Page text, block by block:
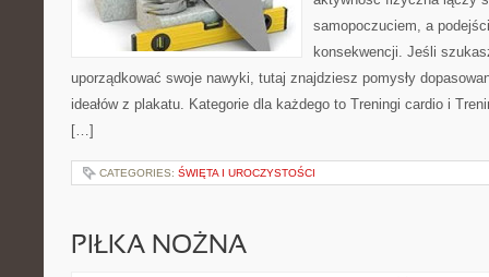
samopoczuciem, a
konsekwencji. Jeśli
uporządkować swoje nawyki, tutaj znajdziesz pomysły
ideałów z plakatu. Kategorie dla każdego to Treningi cardio i
[…]
CATEGORIES: ŚWIĘTA I UROCZYSTOŚCI
PIŁKA NOŻNA